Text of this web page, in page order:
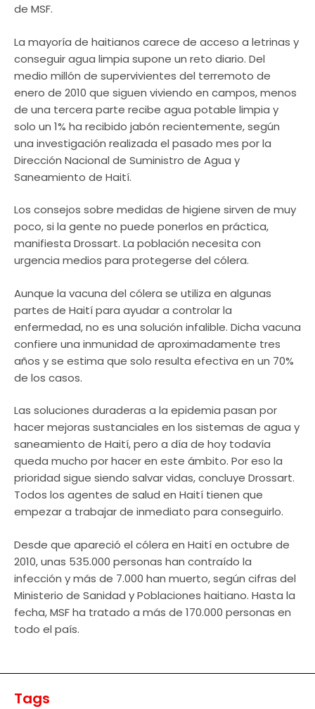
de MSF.
La mayoría de haitianos carece de acceso a letrinas y
conseguir agua limpia supone un reto diario. Del
medio millón de supervivientes del terremoto de
enero de 2010 que siguen viviendo en campos, menos
de una tercera parte recibe agua potable limpia y
solo un 1% ha recibido jabón recientemente, según
una investigación realizada el pasado mes por la
Dirección Nacional de Suministro de Agua y
Saneamiento de Haití.
Los consejos sobre medidas de higiene sirven de muy
poco, si la gente no puede ponerlos en práctica,
manifiesta Drossart. La población necesita con
urgencia medios para protegerse del cólera.
Aunque la vacuna del cólera se utiliza en algunas
partes de Haití para ayudar a controlar la
enfermedad, no es una solución infalible. Dicha vacuna
confiere una inmunidad de aproximadamente tres
años y se estima que solo resulta efectiva en un 70%
de los casos.
Las soluciones duraderas a la epidemia pasan por
hacer mejoras sustanciales en los sistemas de agua y
saneamiento de Haití, pero a día de hoy todavía
queda mucho por hacer en este ámbito. Por eso la
prioridad sigue siendo salvar vidas, concluye Drossart.
Todos los agentes de salud en Haití tienen que
empezar a trabajar de inmediato para conseguirlo.
Desde que apareció el cólera en Haití en octubre de
2010, unas 535.000 personas han contraído la
infección y más de 7.000 han muerto, según cifras del
Ministerio de Sanidad y Poblaciones haitiano. Hasta la
fecha, MSF ha tratado a más de 170.000 personas en
todo el país.
Tags